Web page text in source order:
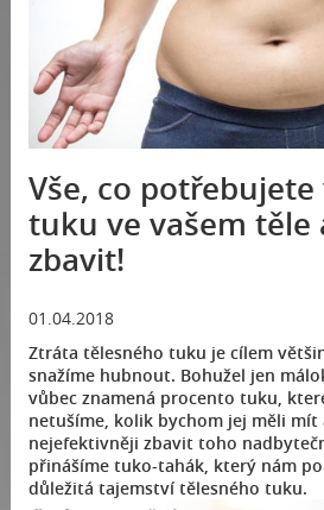
Vše, co
tuku ve vašem těle
zbavit!
01.04.2018
Ztráta tělesného tuku je cílem
snažíme hubnout. Bohužel jen
vůbec znamená procento tuku,
netušíme, kolik bychom jej měli mít
nejefektivněji zbavit toho
přinášíme tuko-tahák, který nám
důležitá tajemství tělesného tuku.